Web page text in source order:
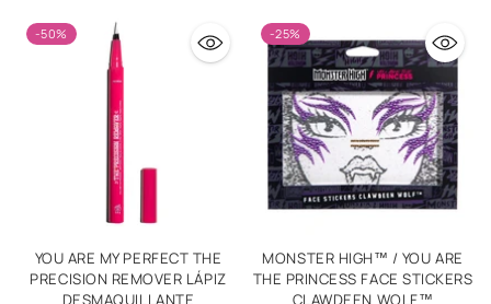
-50%
YOU ARE MY PERFECT THE
PRECISION REMOVER LÁPIZ
DESMAQUILLANTE
-25%
MONSTER HIGH™ / YOU ARE
THE PRINCESS FACE STICKERS
CLAWDEEN WOLF™